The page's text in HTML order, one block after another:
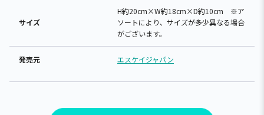
サイズ
H約20cm×W約18cm×D約10cm ※ア
ソートにより、サイズが多少異なる場合
がございます。
発売元 エスケイジャパン